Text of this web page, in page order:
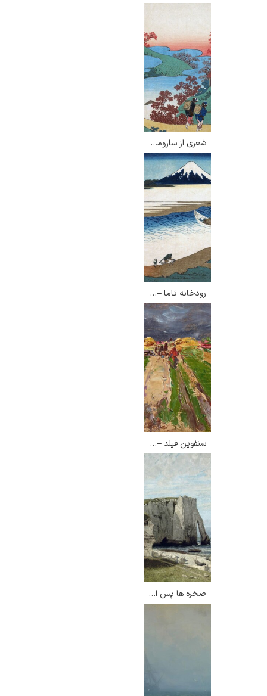
شعری از سارومارو دایو – کاتسوشیکا هوکوسائی
رودخانه تاما – کاتسوشیکا هوکوسائی
سنفوین فیلد – تئودور فون هورمن
صخره ها پس از طوفان – گوستاو کوربه